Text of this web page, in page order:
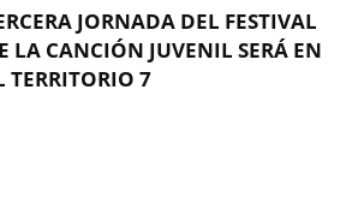
JORNADA DEL FESTIVAL
LA CANCIÓN JUVENIL SERÁ EN
TERRITORIO 7